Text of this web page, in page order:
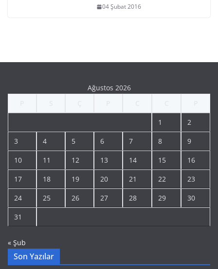
04 Şubat 2016
Ağustos 2026
1 2
3 4 5 6 7 8 9
10 11 12 13 14 15 16
17 18 19 20 21 22 23
24 25 26 27 28 29 30
31
« Şub
Son Yazılar